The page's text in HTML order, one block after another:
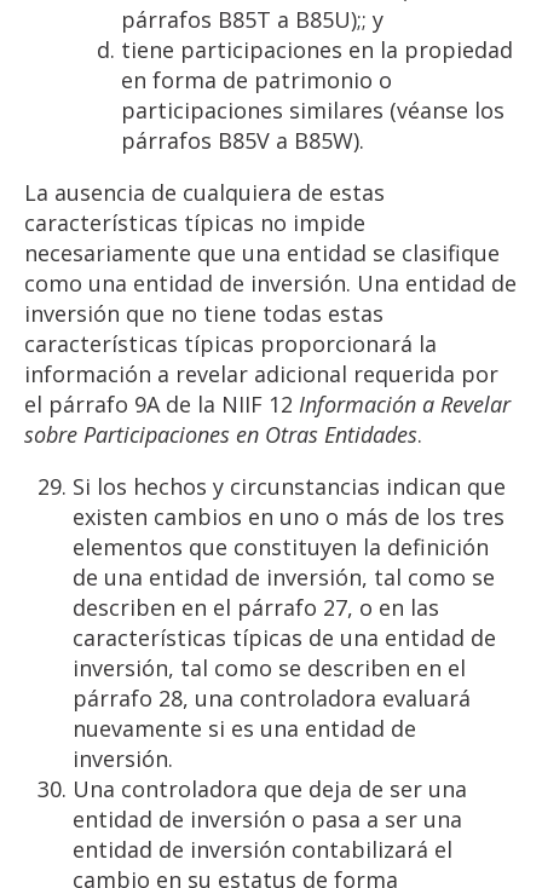
párrafos B85T a B85U);; y
tiene participaciones en la propiedad
en forma de patrimonio o
participaciones similares (véanse los
párrafos B85V a B85W).
La ausencia de cualquiera de estas
características típicas no impide
necesariamente que una entidad se clasifique
como una entidad de inversión. Una entidad de
inversión que no tiene todas estas
características típicas proporcionará la
información a revelar adicional requerida por
el párrafo 9A de la NIIF 12 Información a Revelar
sobre Participaciones en Otras Entidades.
Si los hechos y circunstancias indican que
existen cambios en uno o más de los tres
elementos que constituyen la definición
de una entidad de inversión, tal como se
describen en el párrafo 27, o en las
características típicas de una entidad de
inversión, tal como se describen en el
párrafo 28, una controladora evaluará
nuevamente si es una entidad de
inversión.
Una controladora que deja de ser una
entidad de inversión o pasa a ser una
entidad de inversión contabilizará el
cambio en su estatus de forma